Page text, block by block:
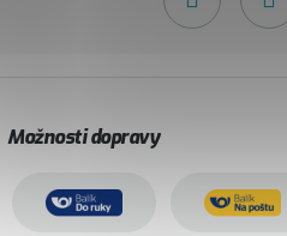
Možnosti dopravy